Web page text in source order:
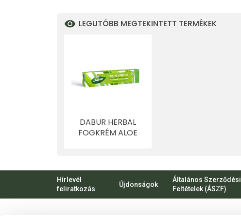
LEGUTÓBB MEGTEKINTETT TERMÉKEK
DABUR HERBAL
FOGKRÉM ALOE
Hírlevél
feliratkozás
Újdonságok
Általános Szerződési
Feltételek (ÁSZF)